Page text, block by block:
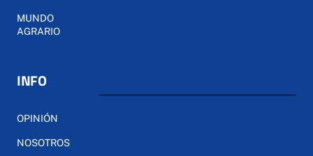
MUNDO
AGRARIO
INFO
OPINIÓN
NOSOTROS